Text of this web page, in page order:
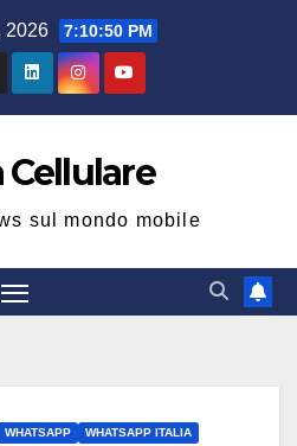
2026 7:10:50 PM
Cellulare
sul mondo mobile
WHATSAPP
WHATSAPP ITALIA